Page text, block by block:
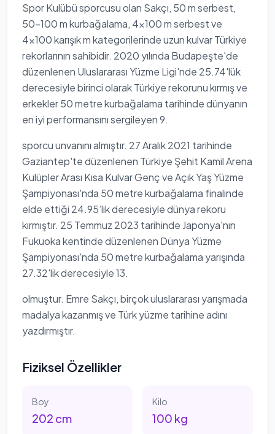
Spor Kulübü sporcusu olan Sakçı, 50 m serbest,
50-100 m kurbağalama, 4x100 m serbest ve
4x100 karışık m kategorilerinde uzun kulvar Türkiye
rekorlarının sahibidir. 2020 yılında Budapeşte'de
düzenlenen Uluslararası Yüzme Ligi'nde 25.74'lük
derecesiyle birinci olarak Türkiye rekorunu kırmış ve
erkekler 50 metre kurbağalama tarihinde dünyanın
en iyi performansını sergileyen 9.
sporcu unvanını almıştır. 27 Aralık 2021 tarihinde
Gaziantep'te düzenlenen Türkiye Şehit Kamil Arena
Kulüpler Arası Kısa Kulvar Genç ve Açık Yaş Yüzme
Şampiyonası'nda 50 metre kurbağalama finalinde
elde ettiği 24.95’lik derecesiyle dünya rekoru
kırmıştır. 25 Temmuz 2023 tarihinde Japonya'nın
Fukuoka kentinde düzenlenen Dünya Yüzme
Şampiyonası'nda 50 metre kurbağalama yarışında
27.32'lik derecesiyle 13.
olmuştur. Emre Sakçı, birçok uluslararası yarışmada
madalya kazanmış ve Türk yüzme tarihine adını
yazdırmıştır.
Fiziksel Özellikler
Boy
202 cm
Kilo
100 kg